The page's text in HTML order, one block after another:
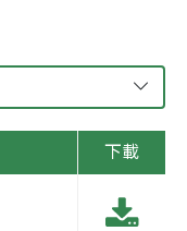
下載